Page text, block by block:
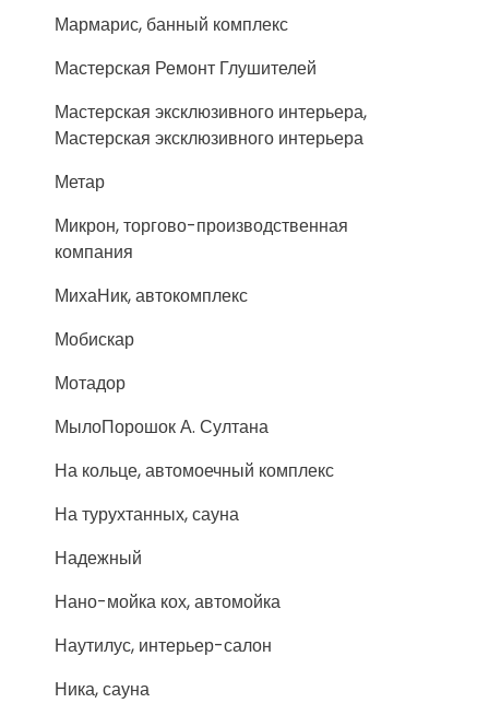
Мармарис, банный комплекс
Мастерская Ремонт Глушителей
Мастерская эксклюзивного интерьера,
Мастерская эксклюзивного интерьера
Метар
Микрон, торгово-производственная
компания
МихаНик, автокомплекс
Мобискар
Мотадор
МылоПорошок А. Султана
На кольце, автомоечный комплекс
На турухтанных, сауна
Надежный
Нано-мойка кох, автомойка
Наутилус, интерьер-салон
Ника, сауна